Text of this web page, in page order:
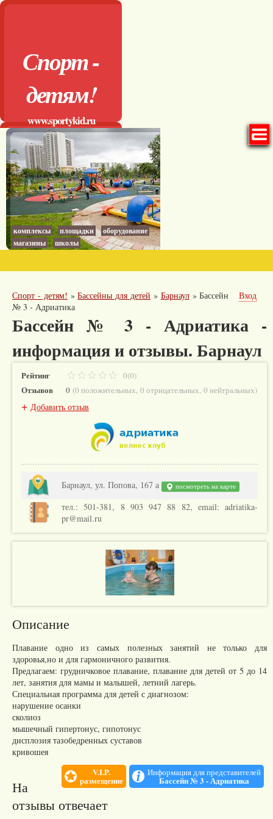
Спорт -
детям!
www.sportykid.ru
комплексы площадки
оборудование
магазины
школы
Спорт - детям! »Бассейны для детей » Барнаул»Бассейн
№ 3 - Адриатика
Вход
Бассейн № 3 - Адриатика -
информация и отзывы. Барнаул
Рейтинг 0(0)
Отзывов 0 (0 положительных, 0 отрицательных, 0 нейтральных)
+ Добавить отзыв
Барнаул, ул. Попова, 167 а посмотреть на карте
тел.: 501-381, 8 903 947 88 82, email: adriatika-
pr@mail.ru
Описание
Плавание одно из самых полезных занятий не только для
здоровья,но и для гармоничного развития.
Предлагаем: грудничковое плавание, плавание для детей от 5 до 14
лет, занятия для мамы и малышей, летний лагерь.
Специальная программа для детей с диагнозом:
нарушение осанки
сколиоз
мышечный гипертонус, гипотонус
дисплозия тазобедренных суставов
кривошея
V.I.P.
размещение
Информация для представителей
Бассейн № 3 - Адриатика
На
отзывы отвечает